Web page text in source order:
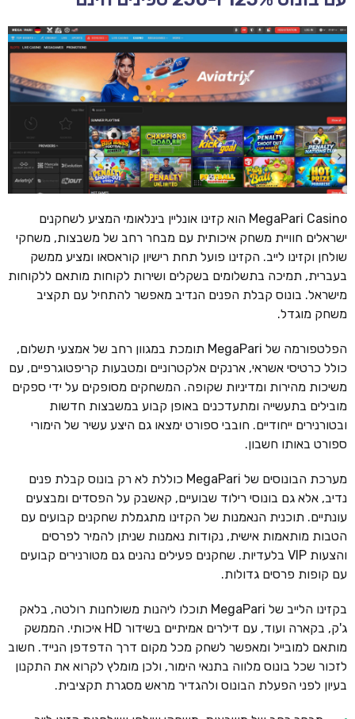
MegaPari Casino הוא קזינו אונליין בינלאומי המציע לשחקנים
ישראלים חוויית משחק איכותית עם מבחר רחב של משבצות, משחקי
שולחן וקזינו לייב. הקזינו פועל תחת רישיון קוראסאו ומציע ממשק
בעברית, תמיכה בתשלומים בשקלים ושירות לקוחות מותאם ללקוחות
מישראל. בונוס קבלת הפנים הנדיב מאפשר להתחיל עם תקציב
משחק מוגדל.
הפלטפורמה של MegaPari תומכת במגוון רחב של אמצעי תשלום,
כולל כרטיסי אשראי, ארנקים אלקטרוניים ומטבעות קריפטוגרפיים, עם
משיכות מהירות ומדיניות שקופה. המשחקים מסופקים על ידי ספקים
מובילים בתעשייה ומתעדכנים באופן קבוע במשבצות חדשות
ובטורנירים ייחודיים. חובבי ספורט ימצאו גם היצע עשיר של הימורי
ספורט באותו חשבון.
מערכת הבונוסים של MegaPari כוללת לא רק בונוס קבלת פנים
נדיב, אלא גם בונוסי רילוד שבועיים, קאשבק על הפסדים ומבצעים
עונתיים. תוכנית הנאמנות של הקזינו מתגמלת שחקנים קבועים עם
הטבות מותאמות אישית, נקודות נאמנות שניתן להמיר לפרסים
והצעות VIP בלעדיות. שחקנים פעילים נהנים גם מטורנירים קבועים
עם קופות פרסים גדולות.
בקזינו הלייב של MegaPari תוכלו ליהנות משולחנות רולטה, בלאק
ג'ק, בקארה ועוד, עם דילרים אמיתיים בשידור HD איכותי. הממשק
מותאם למובייל ומאפשר לשחק מכל מקום דרך הדפדפן הנייד. חשוב
לזכור שכל בונוס מלווה בתנאי הימור, ולכן מומלץ לקרוא את התקנון
בעיון לפני הפעלת הבונוס ולהגדיר מראש מסגרת תקציבית.